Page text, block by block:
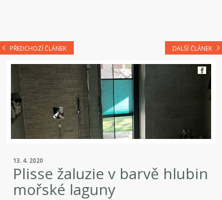
PŘEDCHOZÍ ČLÁNEK DALŠÍ ČLÁNEK
13. 4. 2020
Plisse žaluzie v barvě hlubin
mořské laguny